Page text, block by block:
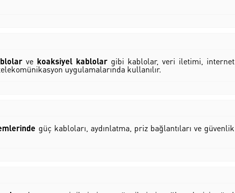
ve koaksiyel kablolar gibi kablolar, veri iletimi, internet
uygulamalarında kullanılır.
güç kabloları, aydınlatma, priz bağlantıları ve güvenlik